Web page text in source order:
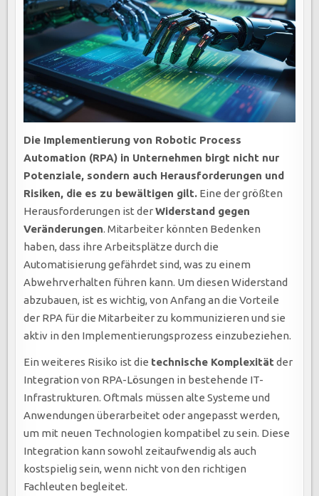
Die Implementierung von Robotic Process
Automation (RPA) in Unternehmen birgt nicht nur
Potenziale, sondern auch Herausforderungen und
Risiken, die es zu bewältigen gilt. Eine der größten
Herausforderungen ist derWiderstand gegen
Veränderungen. Mitarbeiter könnten Bedenken
haben, dass ihre Arbeitsplätze durch die
Automatisierung gefährdet sind, was zu einem
Abwehrverhalten führen kann. Um diesen Widerstand
abzubauen, ist es wichtig, von Anfang an die Vorteile
der RPA für die Mitarbeiter zu kommunizieren und sie
aktiv in den Implementierungsprozess einzubeziehen.
Ein weiteres Risiko ist die technische Komplexitätder
Integration von RPA-Lösungen in bestehende IT-
Infrastrukturen. Oftmals müssen alte Systeme und
Anwendungen überarbeitet oder angepasst werden,
um mit neuen Technologien kompatibel zu sein. Diese
Integration kann sowohl zeitaufwendig als auch
kostspielig sein, wenn nicht von den richtigen
Fachleuten begleitet.